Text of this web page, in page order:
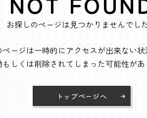
お探しのページは見つかりませんでした
ページは一時的にアクセスが出来ない
もしくは削除されてしまった可能性があ
トップページへ